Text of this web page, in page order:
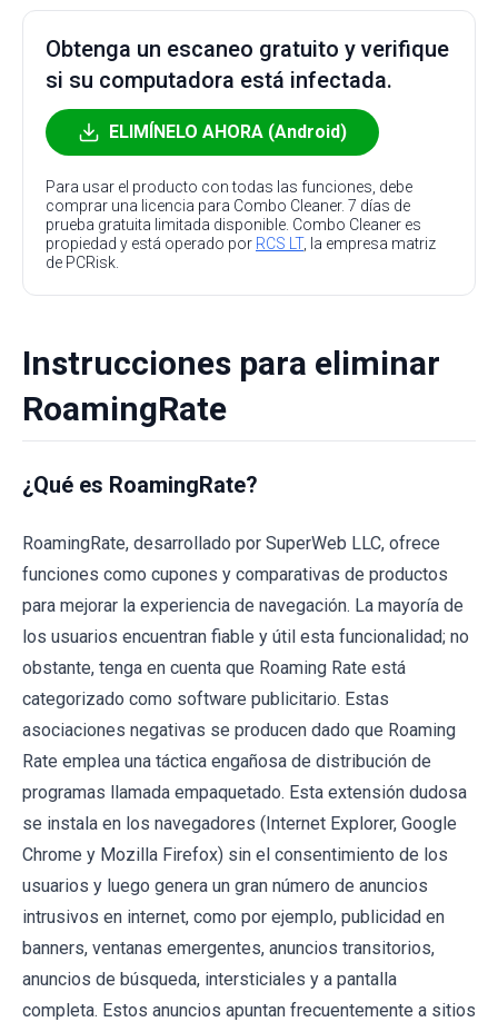
Obtenga un escaneo gratuito y verifique
si su computadora está infectada.
ELIMÍNELO AHORA (Android)
Para usar el producto con todas las funciones, debe
comprar una licencia para Combo Cleaner. 7 días de
prueba gratuita limitada disponible. Combo Cleaner es
propiedad y está operado por RCS LT, la empresa matriz
de PCRisk.
Instrucciones para eliminar
RoamingRate
¿Qué es RoamingRate?
RoamingRate, desarrollado por SuperWeb LLC, ofrece
funciones como cupones y comparativas de productos
para mejorar la experiencia de navegación. La mayoría de
los usuarios encuentran fiable y útil esta funcionalidad; no
obstante, tenga en cuenta que Roaming Rate está
categorizado como software publicitario. Estas
asociaciones negativas se producen dado que Roaming
Rate emplea una táctica engañosa de distribución de
programas llamada empaquetado. Esta extensión dudosa
se instala en los navegadores (Internet Explorer, Google
Chrome y Mozilla Firefox) sin el consentimiento de los
usuarios y luego genera un gran número de anuncios
intrusivos en internet, como por ejemplo, publicidad en
banners, ventanas emergentes, anuncios transitorios,
anuncios de búsqueda, intersticiales y a pantalla
completa. Estos anuncios apuntan frecuentemente a sitios